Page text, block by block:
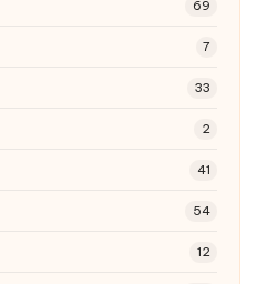
69
7
33
2
41
54
12